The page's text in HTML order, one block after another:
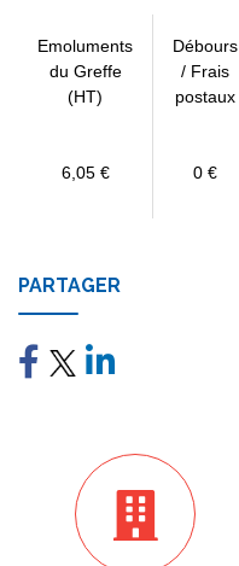
Emoluments
du Greffe
(HT)
Débours
/ Frais
postaux
6,05 € 0 €
PARTAGER